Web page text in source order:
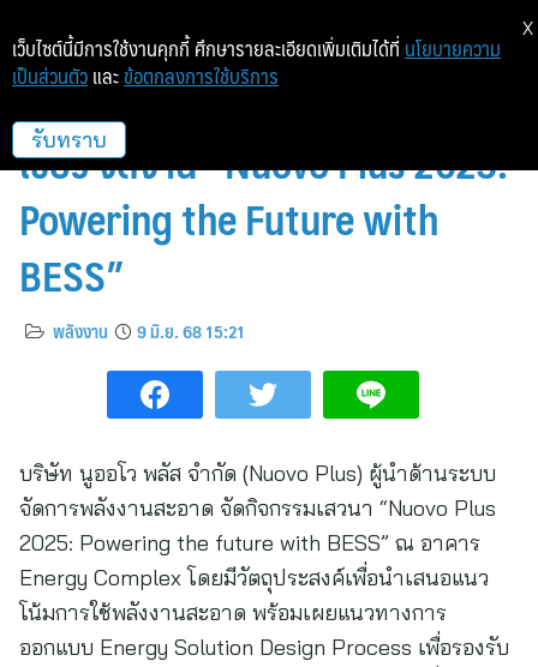
นูออโว พลัส พร้อมดันไทยสู่สังคมสี
เขียว จัดงาน “Nuovo Plus 2025:
Powering the Future with
BESS”
พลังงาน 9 มิ.ย. 68 15:21
บริษัท นูออโว พลัส จำกัด (Nuovo Plus) ผู้นำด้านระบบ
จัดการพลังงานสะอาด จัดกิจกรรมเสวนา “Nuovo Plus
2025: Powering the future with BESS” ณ อาคาร
Energy Complex โดยมีวัตถุประสงค์เพื่อนำเสนอแนว
โน้มการใช้พลังงานสะอาด พร้อมเผยแนวทางการ
ออกแบบ Energy Solution Design Process เพื่อรองรับ
เว็บไซต์นี้มีการใช้งานคุกกี้ ศึกษารายละเอียดเพิ่มเติมได้ที่ นโยบายความ
เป็นส่วนตัว และ ข้อตกลงการใช้บริการ
รับทราบ
X